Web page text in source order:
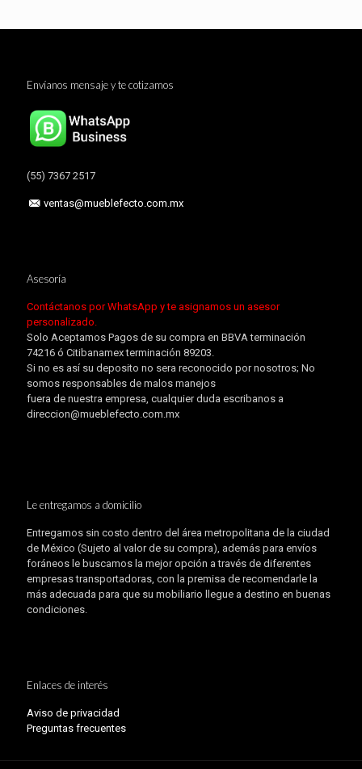
Envíanos mensaje y te cotizamos
(55) 7367 2517
ventas@mueblefecto.com.mx
Asesoría
Contáctanos por WhatsApp y te asignamos un asesor
personalizado.
Solo Aceptamos Pagos de su compra en BBVA terminación
74216 ó Citibanamex terminación 89203.
Si no es así su deposito no sera reconocido por nosotros; No
somos responsables de malos manejos
fuera de nuestra empresa, cualquier duda escribanos a
direccion@mueblefecto.com.mx
Le entregamos a domicilio
Entregamos sin costo dentro del área metropolitana de la ciudad
de México (Sujeto al valor de su compra), además para envíos
foráneos le buscamos la mejor opción a través de diferentes
empresas transportadoras, con la premisa de recomendarle la
más adecuada para que su mobiliario llegue a destino en buenas
condiciones.
Enlaces de interés
Aviso de privacidad
Preguntas frecuentes